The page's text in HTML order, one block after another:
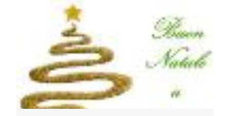
Organi di Giustizia - Dispositivi
Modelli e moduli
Albo Atleti Cinofili
Guida Locandine Ufficiali
Tiro di Campagna